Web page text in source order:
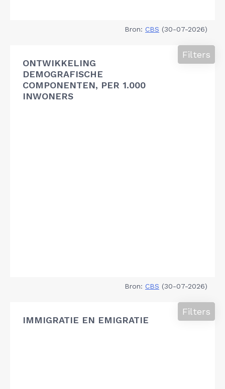
Bron: CBS (30-07-2026)
ONTWIKKELING
DEMOGRAFISCHE
COMPONENTEN, PER 1.000
INWONERS
Filters
Bron: CBS (30-07-2026)
IMMIGRATIE EN EMIGRATIE
Filters